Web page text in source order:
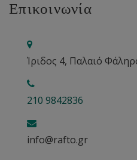
Επικοινωνία
Ίριδος 4, Παλαιό
210 9842836
info@rafto.gr